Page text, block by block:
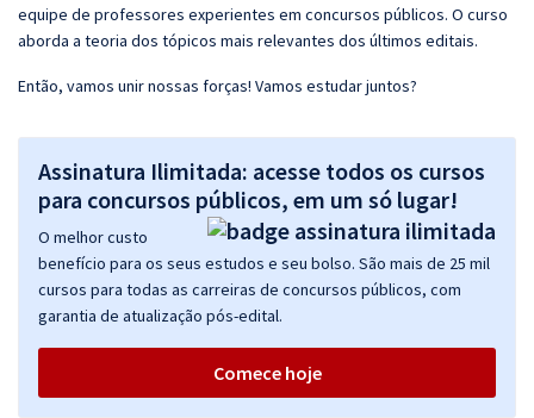
equipe de professores experientes em concursos públicos. O curso
aborda a teoria dos tópicos mais relevantes dos últimos editais.
Então, vamos unir nossas forças! Vamos estudar juntos?
Assinatura Ilimitada: acesse todos os cursos
para concursos públicos, em um só lugar!
O melhor custo
benefício para os seus estudos e seu bolso. São mais de 25 mil
cursos para todas as carreiras de concursos públicos, com
garantia de atualização pós-edital.
Comece hoje